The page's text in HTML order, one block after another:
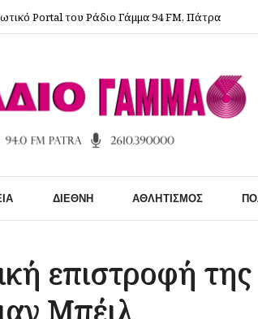
Portal του Ράδιο Γάμμα 94 FM, Πάτρα
ΔΙΕΘΝΉ ΑΘΛΗΤΙΣΜΌΣ
επιστροφή
Μπέιλ